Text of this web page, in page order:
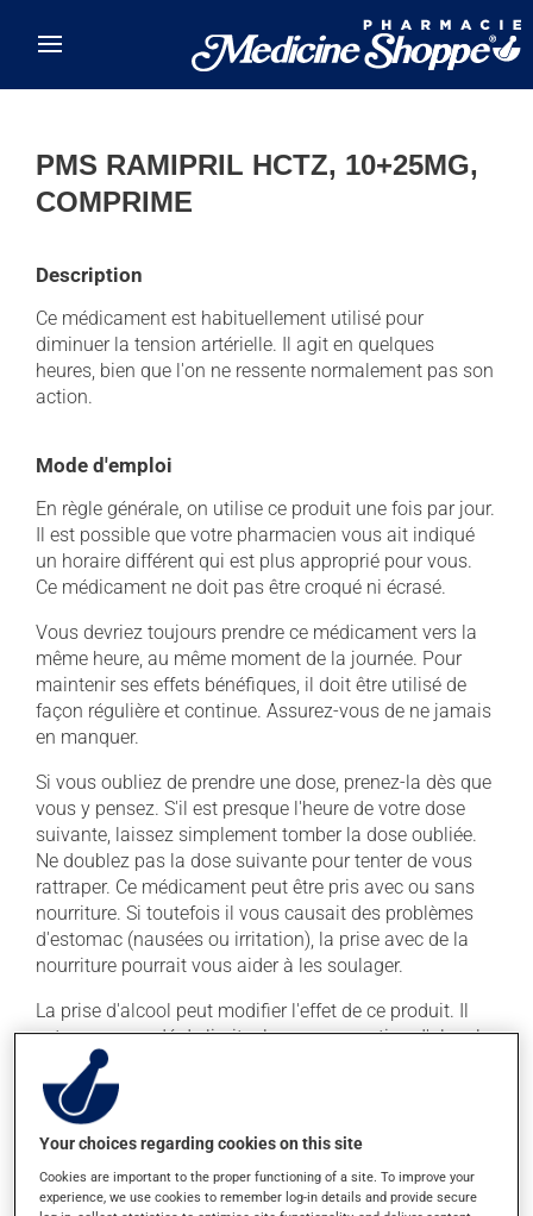
PMS RAMIPRIL HCTZ, 10+25MG,
COMPRIME
Description
Ce médicament est habituellement utilisé pour
diminuer la tension artérielle. Il agit en quelques
heures, bien que l'on ne ressente normalement pas son
action.
Mode d'emploi
En règle générale, on utilise ce produit une fois par jour.
Il est possible que votre pharmacien vous ait indiqué
un horaire différent qui est plus approprié pour vous.
Ce médicament ne doit pas être croqué ni écrasé.
Vous devriez toujours prendre ce médicament vers la
même heure, au même moment de la journée. Pour
maintenir ses effets bénéfiques, il doit être utilisé de
façon régulière et continue. Assurez-vous de ne jamais
en manquer.
Si vous oubliez de prendre une dose, prenez-la dès que
vous y pensez. S'il est presque l'heure de votre dose
suivante, laissez simplement tomber la dose oubliée.
Ne doublez pas la dose suivante pour tenter de vous
rattraper. Ce médicament peut être pris avec ou sans
nourriture. Si toutefois il vous causait des problèmes
d'estomac (nausées ou irritation), la prise avec de la
nourriture pourrait vous aider à les soulager.
La prise d'alcool peut modifier l'effet de ce produit. Il
est recommandé de limiter la consommation d'alcool
durant le traitement.
Effets indésirables
En plus de ses effets recherchés, ce produit peut à
l'occasion entraîner certains effets indésirables (effets
Your choices regarding cookies on this site
Cookies are important to the proper functioning of a site. To improve your
experience, we use cookies to remember log-in details and provide secure